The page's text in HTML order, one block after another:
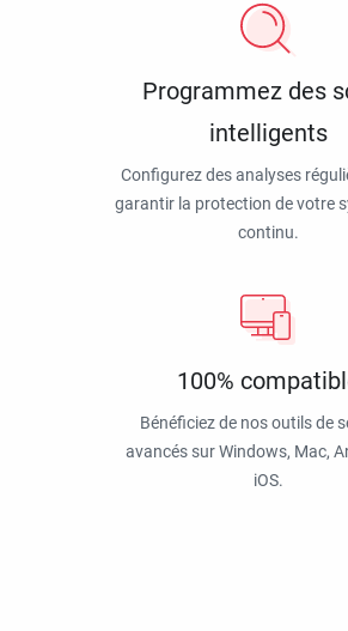
Programmez des
intelligents
Configurez des analyses
garantir la protection de votre
continu.
100%
Bénéficiez de nos outils de
avancés sur Windows, Mac,
iOS.